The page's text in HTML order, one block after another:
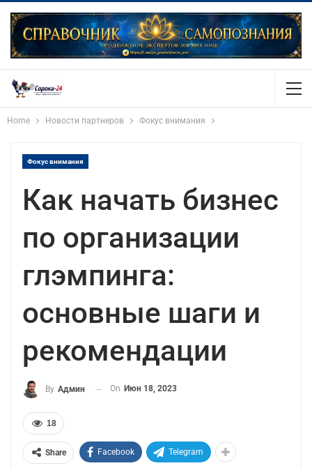
Home Новости партнеров Фокус внимания
Фокус внимания
Как начать бизнес
по организации
глэмпинга:
основные шаги и
рекомендации
By Админ On Июн 18, 2023
18
Share Facebook Telegram